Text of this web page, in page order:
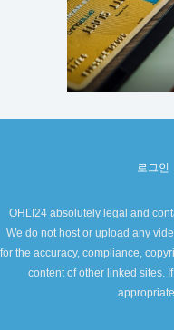
로그인
OHLI24 absolutely legal and
We do not host or upload any
for the accuracy, compliance,
content of other linked sites.